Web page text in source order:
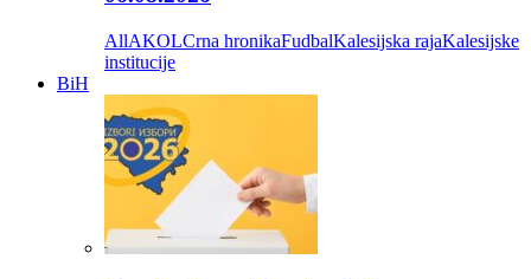
AllAKOLCrna hronikaFudbalKalesijska rajaKalesijske
institucije
BiH